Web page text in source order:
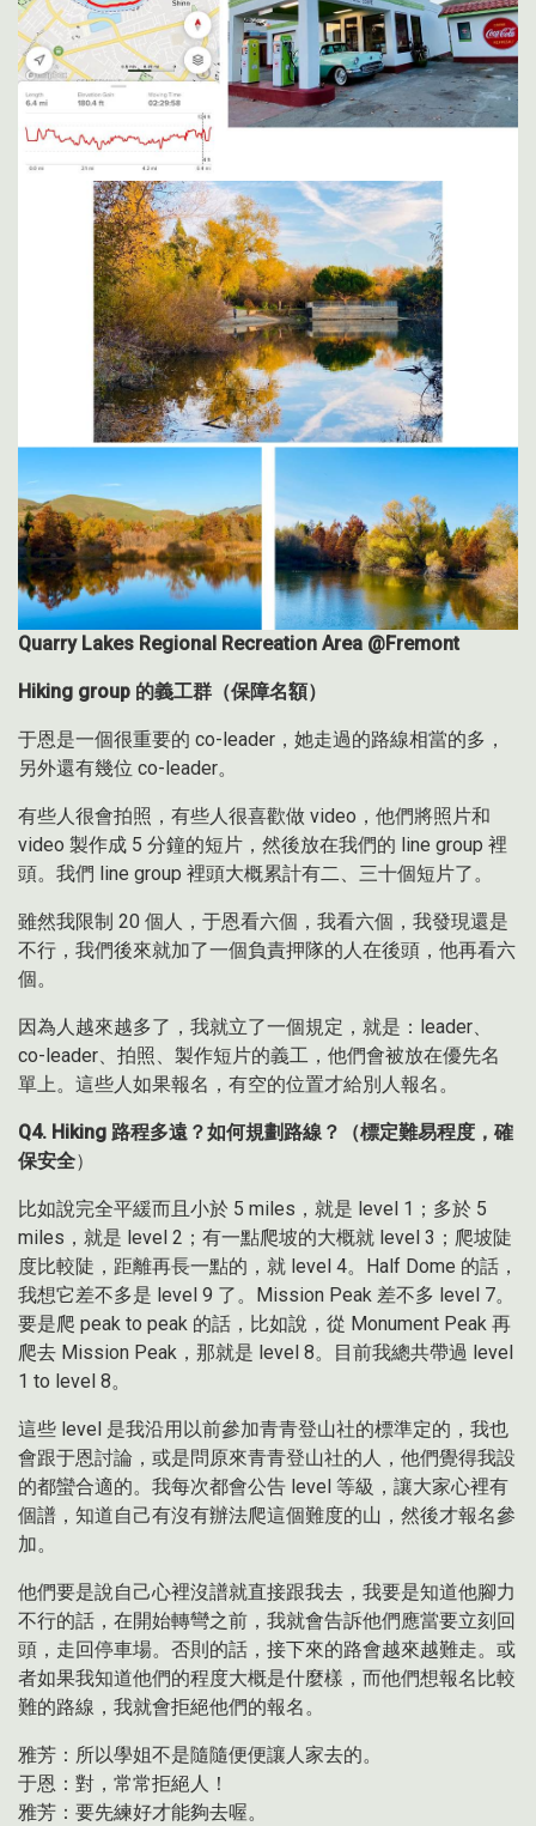
Quarry Lakes Regional Recreation Area @Fremont
Hiking group 的義工群（保障名額）
于恩是一個很重要的 co-leader，她走過的路線相當的多，
另外還有幾位 co-leader。
有些人很會拍照，有些人很喜歡做 video，他們將照片和
video 製作成 5 分鐘的短片，然後放在我們的 line group 裡
頭。我們 line group 裡頭大概累計有二、三十個短片了。
雖然我限制 20 個人，于恩看六個，我看六個，我發現還是
不行，我們後來就加了一個負責押隊的人在後頭，他再看六
個。
因為人越來越多了，我就立了一個規定，就是：leader、
co-leader、拍照、製作短片的義工，他們會被放在優先名
單上。這些人如果報名，有空的位置才給別人報名。
Q4. Hiking 路程多遠？如何規劃路線？（標定難易程度，確
保安全）
比如說完全平緩而且小於 5 miles，就是 level 1；多於 5
miles，就是 level 2；有一點爬坡的大概就 level 3；爬坡陡
度比較陡，距離再長一點的，就 level 4。Half Dome 的話，
我想它差不多是 level 9 了。Mission Peak 差不多 level 7。
要是爬 peak to peak 的話，比如說，從 Monument Peak 再
爬去 Mission Peak，那就是 level 8。目前我總共帶過 level
1 to level 8。
這些 level 是我沿用以前參加青青登山社的標準定的，我也
會跟于恩討論，或是問原來青青登山社的人，他們覺得我設
的都蠻合適的。我每次都會公告 level 等級，讓大家心裡有
個譜，知道自己有沒有辦法爬這個難度的山，然後才報名參
加。
他們要是說自己心裡沒譜就直接跟我去，我要是知道他腳力
不行的話，在開始轉彎之前，我就會告訴他們應當要立刻回
頭，走回停車場。否則的話，接下來的路會越來越難走。或
者如果我知道他們的程度大概是什麼樣，而他們想報名比較
難的路線，我就會拒絕他們的報名。
雅芳：所以學姐不是隨隨便便讓人家去的。
于恩：對，常常拒絕人！
雅芳：要先練好才能夠去喔。